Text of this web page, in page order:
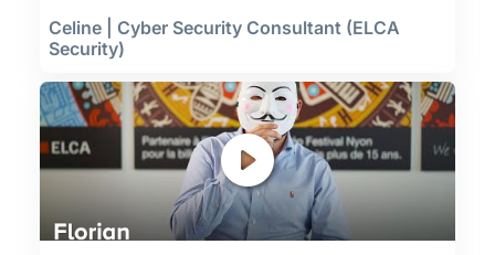
Celine | Cyber Security Consultant (ELCA
Security)